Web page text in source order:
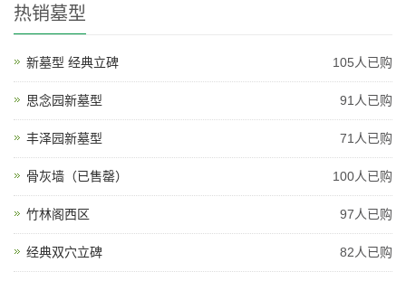
热销墓型
新墓型 经典立碑 105人已购
思念园新墓型 91人已购
丰泽园新墓型 71人已购
骨灰墙（已售罄） 100人已购
竹林阁西区 97人已购
经典双穴立碑 82人已购